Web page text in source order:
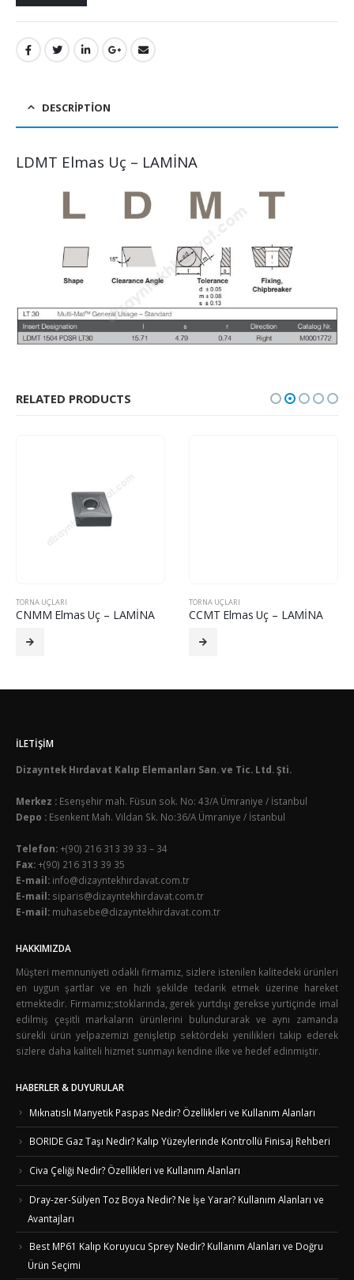
DESCRIPTION
LDMT Elmas Uç – LAMİNA
RELATED PRODUCTS
TORNA UÇLARI
CNMM Elmas Uç – LAMİNA
TORNA UÇLARI
CCMT Elmas Uç – LAMİNA
İLETIŞIM
Dizayntek Hırdavat Kalıp Elemanları San. ve Tic. Ltd. Şti.
Merkez : Esenşehir mah. Füsun sok. No: 43/A Ümraniye / İstanbul
Depo : Esenkent Mah. Vildan Sk. No:36/A Ümraniye / İstanbul
Telefon:+(90) 216 313 39 33 – 34
Fax:+(90) 216 313 39 35
E-mail: info@dizayntekhirdavat.com.tr
E-mail: siparis@dizayntekhirdavat.com.tr
E-mail: muhasebe@dizayntekhirdavat.com.tr
HAKKIMIZDA
Müşteri memnuniyeti odaklı firmamız, sizlere istenilen kalitedeki ürünleri
en uygun şartlar ve en hızlı şekilde tedarik etmek üzerine hareket
etmektedir. Firmamız;stoklarında, gerek yurtdışı gerekse yurtiçinde imal
edilmiş çeşitli markaların ürünlerini bulundurarak ve aynı zamanda
sürekli ürün yelpazemizi genişletip sektördeki yenilikleri takip ederek
sizlere daha kaliteli hizmet sunmayı kendine ilke ve hedef edinmiştir.
HABERLER & DUYURULAR
Mıknatıslı Manyetik Paspas Nedir? Özellikleri ve Kullanım Alanları
BORIDE Gaz Taşı Nedir? Kalıp Yüzeylerinde Kontrollü Finisaj Rehberi
Civa Çeliği Nedir? Özellikleri ve Kullanım Alanları
Dray-zer-Sülyen Toz Boya Nedir? Ne İşe Yarar? Kullanım Alanları ve
Avantajları
Best MP61 Kalıp Koruyucu Sprey Nedir? Kullanım Alanları ve Doğru
Ürün Seçimi